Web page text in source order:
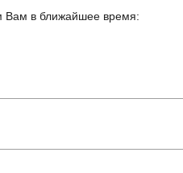
Вам в ближайшее время: